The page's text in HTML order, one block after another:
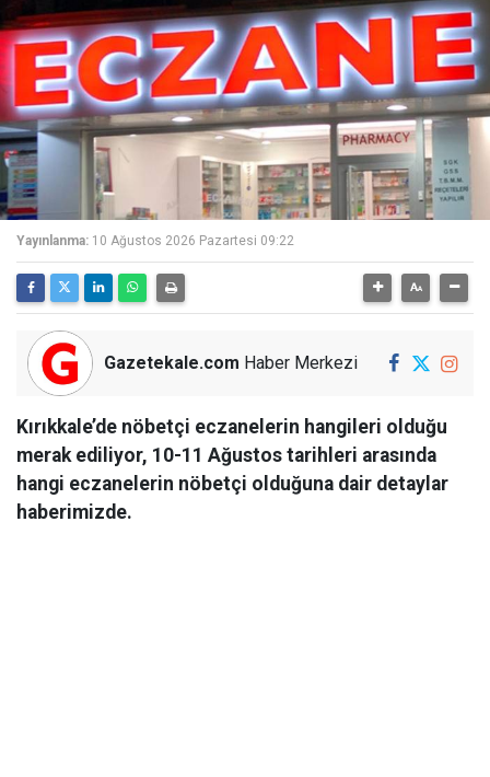
Yayınlanma: 10 Ağustos 2026 Pazartesi 09:22
Gazetekale.com Haber Merkezi
Kırıkkale’de nöbetçi eczanelerin hangileri olduğu
merak ediliyor, 10-11 Ağustos tarihleri arasında
hangi eczanelerin nöbetçi olduğuna dair detaylar
haberimizde.